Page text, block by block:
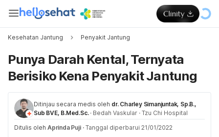
Kesehatan Jantung Penyakit Jantung
Punya Darah Kental, Ternyata
Berisiko Kena Penyakit Jantung
Ditinjau secara medis oleh dr. Charley Simanjuntak, Sp.B.,
Sub BVE, B.Med.Sc. · Bedah Vaskular ·Tzu Chi Hospital
Ditulis oleh Aprinda Puji · Tanggal diperbarui 21/01/2022